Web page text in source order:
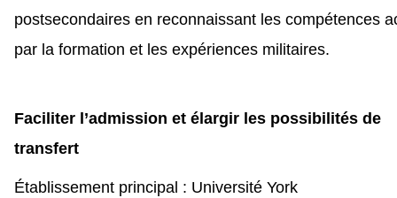
postsecondaires en reconnaissant les compétences
par la formation et les expériences militaires.
Faciliter l’admission et élargir les possibilités de
transfert
Établissement principal : Université York